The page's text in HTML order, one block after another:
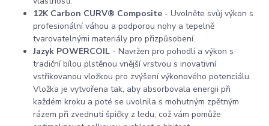
12K Carbon CURV® Composite - Uvolněte svůj výkon s
profesionální váhou a podporou nohy a tepelně
tvarovatelnými materiály pro přizpůsobení.
Jazyk POWERCOIL - Navržen pro pohodlí a výkon s
tradiční bílou plstěnou vnější vrstvou s inovativní
vstřikovanou vložkou pro zvýšení výkonového potenciálu.
Vložka je vytvořena tak, aby absorbovala energii při
každém kroku a poté se uvolnila s mohutným zpětným
rázem při zvednutí špičky z ledu, což vám pomůže